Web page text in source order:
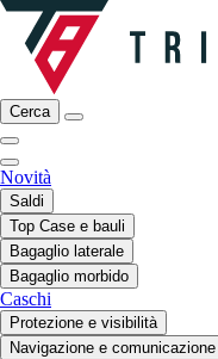
Cerca
Novità
Saldi
Top Case e bauli
Bagaglio laterale
Bagaglio morbido
Caschi
Protezione e visibilità
Navigazione e comunicazione